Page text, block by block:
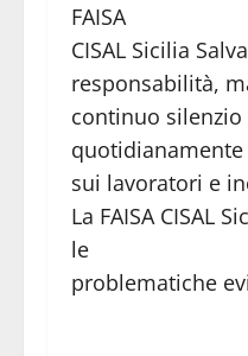
FAISA
CISAL Sicilia
responsabilità,
continuo
quotidianamente
sui lavoratori e
La FAISA CISAL
le
problematiche